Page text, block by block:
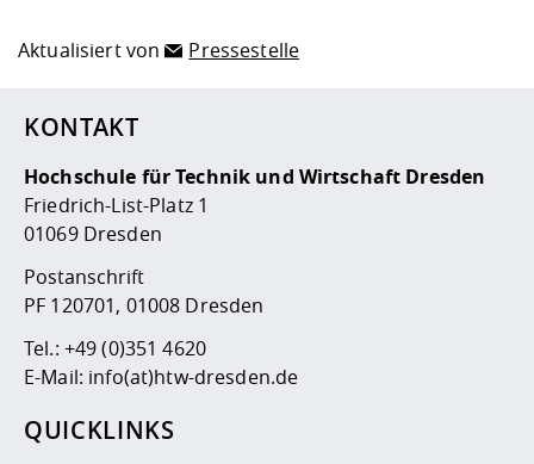
Aktualisiert von Pressestelle
KONTAKT
Hochschule für Technik und Wirtschaft Dresden
Friedrich-List-Platz 1
01069 Dresden
Postanschrift
PF 120701, 01008 Dresden
Tel.: +49 (0)351 4620
E-Mail: info(at)htw-dresden.de
QUICKLINKS